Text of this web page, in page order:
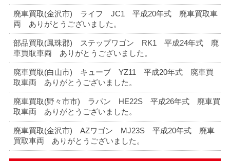
廃車買取(金沢市) ライフ JC1 平成20年式 廃車買取車
両 ありがとうございました。
部品買取(鳳珠郡) ステップワゴン RK1 平成24年式 廃
車買取車両 ありがとうございました。
廃車買取(白山市) キューブ YZ11 平成20年式 廃車買
取車両 ありがとうございました。
廃車買取(野々市市) ラパン HE22S 平成26年式 廃車買
取車両 ありがとうございました。
廃車買取(金沢市) AZワゴン MJ23S 平成20年式 廃車
買取車両 ありがとうございました。